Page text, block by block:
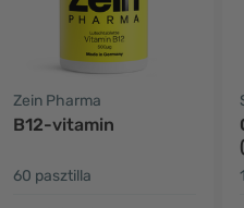
Zein Pharma
B12-vitamin
60 pasztilla